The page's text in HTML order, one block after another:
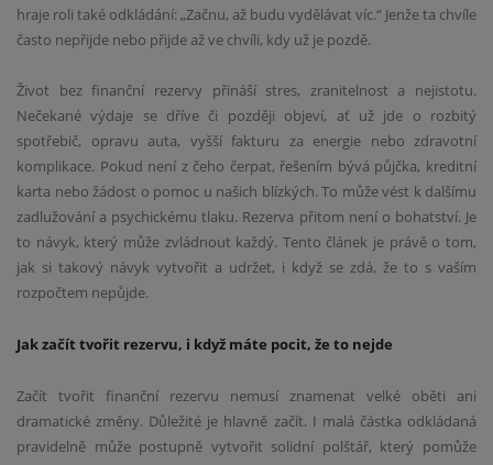
hraje roli také odkládání: „Začnu, až budu vydělávat víc.“ Jenže ta chvíle
často nepřijde nebo přijde až ve chvíli, kdy už je pozdě.
Život bez finanční rezervy přináší stres, zranitelnost a nejistotu.
Nečekané výdaje se dříve či později objeví, ať už jde o rozbitý
spotřebič, opravu auta, vyšší fakturu za energie nebo zdravotní
komplikace. Pokud není z čeho čerpat, řešením bývá půjčka, kreditní
karta nebo žádost o pomoc u našich blízkých. To může vést k dalšímu
zadlužování a psychickému tlaku. Rezerva přitom není o bohatství. Je
to návyk, který může zvládnout každý. Tento článek je právě o tom,
jak si takový návyk vytvořit a udržet, i když se zdá, že to s vaším
rozpočtem nepůjde.
Jak začít tvořit rezervu, i když máte pocit, že to nejde
Začít tvořit finanční rezervu nemusí znamenat velké oběti ani
dramatické změny. Důležité je hlavně začít. I malá částka odkládaná
pravidelně může postupně vytvořit solidní polštář, který pomůže